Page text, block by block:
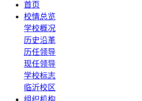
首页
校情总览
学校概况
历史沿革
历任领导
现任领导
学校标志
临沂校区